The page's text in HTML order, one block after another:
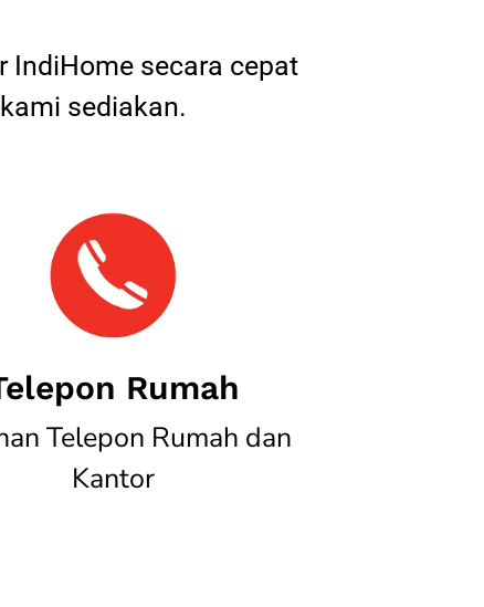
IndiHome secara cepat
sediakan.
Rumah
Telepon Rumah dan
Kantor